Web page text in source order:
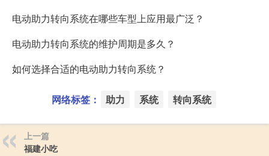
电动助力转向系统在哪些车型上应用最广泛？
电动助力转向系统的维护周期是多久？
如何选择合适的电动助力转向系统？
网络标签： 助力 系统 转向系统
上一篇
福建小吃